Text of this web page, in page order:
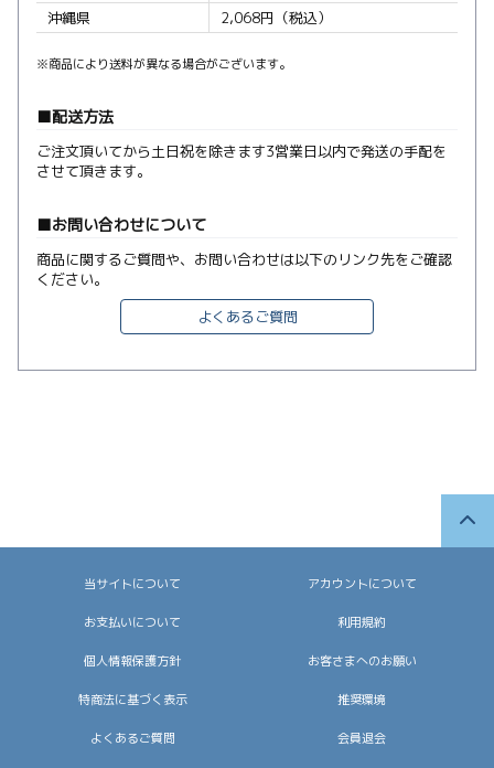
沖縄県
2,068円（税込）
※商品により送料が異なる場合がございます。
配送方法
ご注文頂いてから土日祝を除きます3営業日以内で発送の手配を
させて頂きます。
お問い合わせについて
商品に関するご質問や、お問い合わせは以下のリンク先をご確認
ください。
よくあるご質問
当サイトについて アカウントについて
お支払いについて 利用規約
個人情報保護方針 お客さまへのお願い
特商法に基づく表示 推奨環境
よくあるご質問 会員退会